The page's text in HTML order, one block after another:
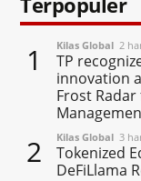
1 Kilas Global 2
TP
innovation
Frost
2 Kilas Global 3
Tokenized
DeFiLlama